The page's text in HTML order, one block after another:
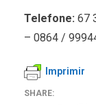
Telefone: 67
– 0864 /
Imprimir